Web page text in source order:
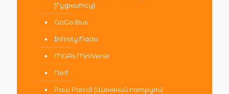
(Гуджитсу)
GoGo Bus
Infinity Nado
MGAs MiniVerse
Nerf
Paw Patrol (Щенячий патруль)